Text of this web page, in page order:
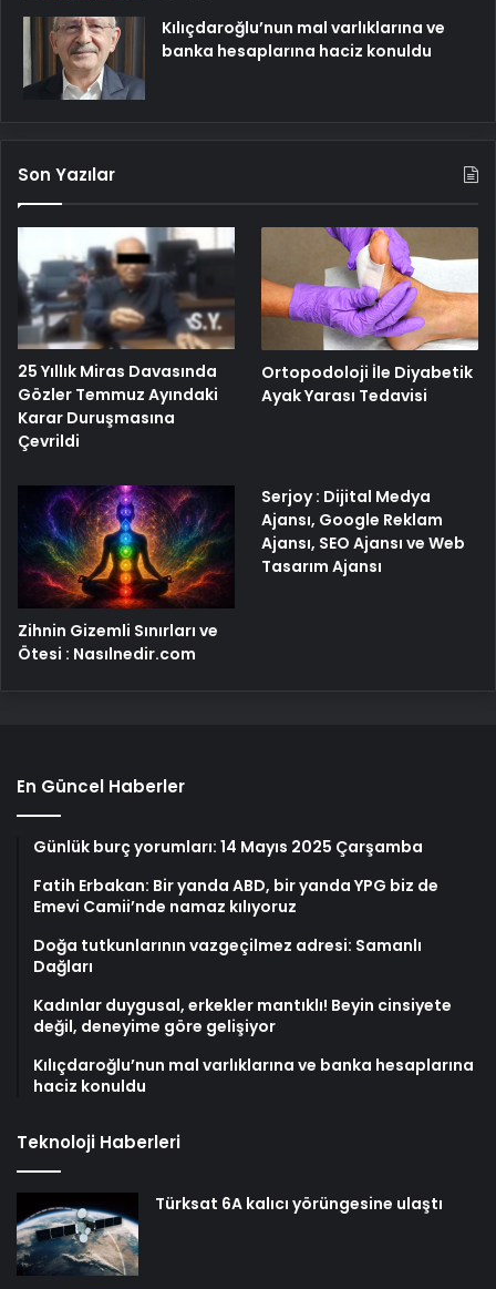
Kılıçdaroğlu’nun mal varlıklarına ve
banka hesaplarına haciz konuldu
Son Yazılar
25 Yıllık Miras Davasında
Gözler Temmuz Ayındaki
Karar Duruşmasına
Çevrildi
Ortopodoloji İle Diyabetik
Ayak Yarası Tedavisi
Zihnin Gizemli Sınırları ve
Ötesi : Nasılnedir.com
Serjoy : Dijital Medya
Ajansı, Google Reklam
Ajansı, SEO Ajansı ve Web
Tasarım Ajansı
En Güncel Haberler
Günlük burç yorumları: 14 Mayıs 2025 Çarşamba
Fatih Erbakan: Bir yanda ABD, bir yanda YPG biz de
Emevi Camii’nde namaz kılıyoruz
Doğa tutkunlarının vazgeçilmez adresi: Samanlı
Dağları
Kadınlar duygusal, erkekler mantıklı! Beyin cinsiyete
değil, deneyime göre gelişiyor
Kılıçdaroğlu’nun mal varlıklarına ve banka hesaplarına
haciz konuldu
Teknoloji Haberleri
Türksat 6A kalıcı yörüngesine ulaştı